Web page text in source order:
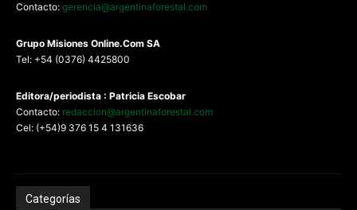
Contacto: gerencia@argentinaforestal.com
Grupo Misiones Online.Com SA
Tel: +54 (0376) 4425800
Editora/periodista : Patricia Escobar
Contacto: redaccion@argentinaforestal.com
Cel: (+54)9 376 15 4 131636
Categorías